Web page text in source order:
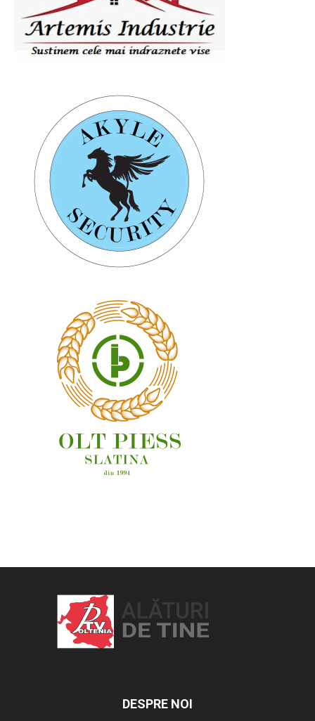
DESPRE NOI